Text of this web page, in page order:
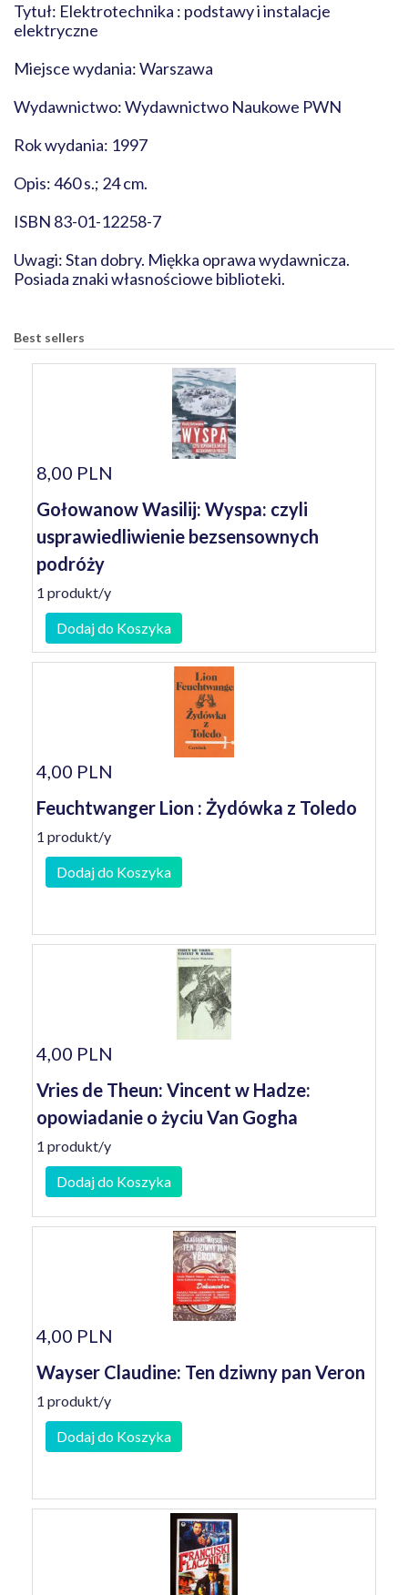
Tytuł: Elektrotechnika : podstawy i instalacje
elektryczne
Miejsce wydania: Warszawa
Wydawnictwo: Wydawnictwo Naukowe PWN
Rok wydania: 1997
Opis: 460 s.; 24 cm.
ISBN 83-01-12258-7
Uwagi: Stan dobry. Miękka oprawa wydawnicza.
Posiada znaki własnościowe biblioteki.
Best sellers
8,00 PLN
Gołowanow Wasilij: Wyspa: czyli
usprawiedliwienie bezsensownych
podróży
1 produkt/y
Dodaj do Koszyka
4,00 PLN
Feuchtwanger Lion : Żydówka z Toledo
1 produkt/y
Dodaj do Koszyka
4,00 PLN
Vries de Theun: Vincent w Hadze:
opowiadanie o życiu Van Gogha
1 produkt/y
Dodaj do Koszyka
4,00 PLN
Wayser Claudine: Ten dziwny pan Veron
1 produkt/y
Dodaj do Koszyka